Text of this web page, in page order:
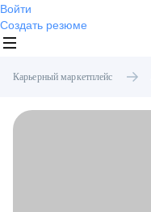
Войти
Создать резюме
Карьерный маркетплейс